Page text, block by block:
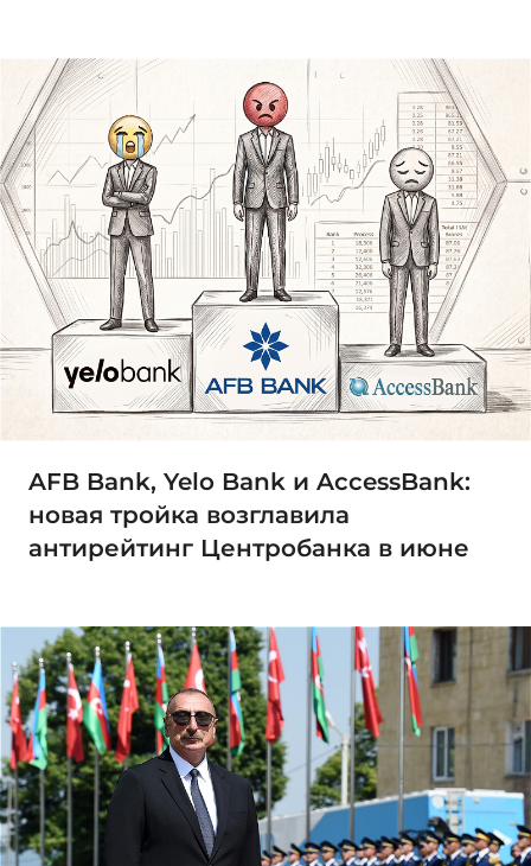
AFB Bank, Yelo Bank и AccessBank:
новая тройка возглавила
антирейтинг Центробанка в июне